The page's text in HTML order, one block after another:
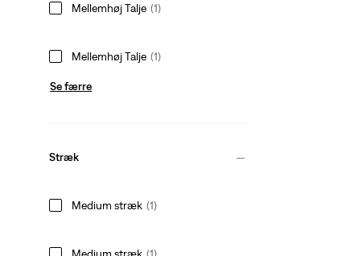
Mellemhøj Talje (1)
Mellemhøj Talje (1)
Se færre
Stræk
Medium stræk (1)